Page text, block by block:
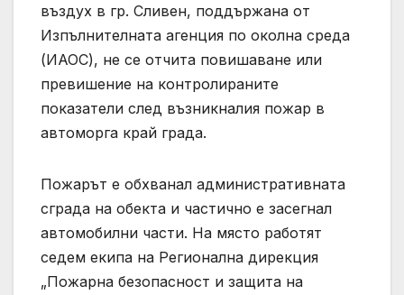
въздух в гр. Сливен, поддържана от
Изпълнителната агенция по околна среда
(ИАОС), не се отчита повишаване или
превишение на контролираните
показатели след възникналия пожар в
автоморга край града.
Пожарът е обхванал административната
сграда на обекта и частично е засегнал
автомобилни части. На място работят
седем екипа на Регионална дирекция
„Пожарна безопасност и защита на